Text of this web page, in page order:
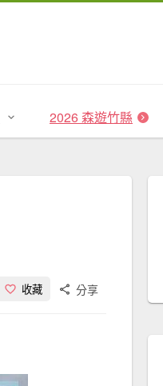
2026 森遊竹縣
收藏 分享